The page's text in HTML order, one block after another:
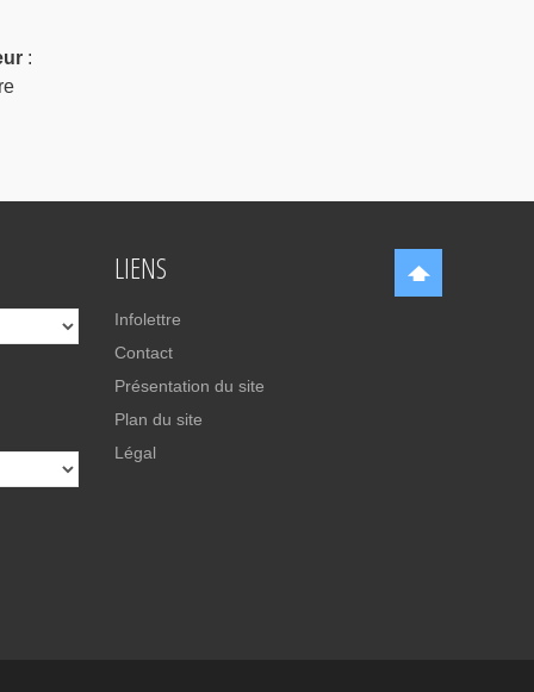
:
LIENS
Infolettre
Contact
Présentation du site
Plan du site
Légal